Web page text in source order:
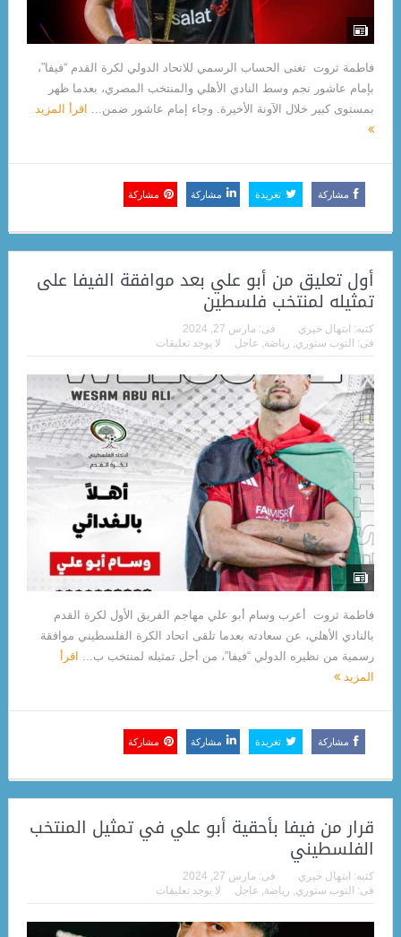
فاطمة ثروت تغنى الحساب الرسمي للاتحاد الدولي لكرة القدم “فيفا”،
بإمام عاشور نجم وسط النادي الأهلي والمنتخب المصري، بعدما ظهر
بمستوى كبير خلال الآونة الأخيرة. وجاء إمام عاشور ضمن... اقرأ المزيد
مشاركة تغريدة مشاركة مشاركة
أول تعليق من أبو علي بعد موافقة الفيفا على
تمثيله لمنتخب فلسطين
كتبه: ابتهال خيري فى: مارس 27, 2024
فى: التوب ستوري رياضة عاجل لا يوجد تعليقات
فاطمة ثروت أعرب وسام أبو علي مهاجم الفريق الأول لكرة القدم
بالنادي الأهلي، عن سعادته بعدما تلقى اتحاد الكرة الفلسطيني موافقة
رسمية من نظيره الدولي “فيفا”، من أجل تمثيله لمنتخب ب... اقرأ
المزيد
مشاركة تغريدة مشاركة مشاركة
قرار من فيفا بأحقية أبو علي في تمثيل المنتخب
الفلسطيني
كتبه: ابتهال خيري فى: مارس 27, 2024
فى: التوب ستوري رياضة عاجل لا يوجد تعليقات